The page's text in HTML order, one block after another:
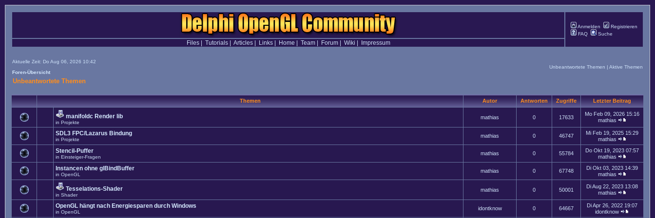
Anmelden
Registrieren
FAQ
Suche
Files| Tutorials| Articles| Links| Home Team| Forum| Wiki Impressum
Aktuelle Zeit: Do Aug 06, 2026 10:42
Foren-Übersicht
Unbeantwortete Themen | Aktive Themen
Unbeantwortete Themen
Themen Autor Antworten Zugriffe Letzter Beitrag
manifoldc Render lib
in Projekte
mathias 0 17633
Mo Feb 09, 2026 15:16
mathias
SDL3 FPC/Lazarus Bindung
in Projekte
mathias 0 46747
Mi Feb 19, 2025 15:29
mathias
Stencil-Puffer
in Einsteiger-Fragen
mathias 0 55784
Do Okt 19, 2023 07:57
mathias
Instancen ohne glBindBuffer
in OpenGL
mathias 0 67748
Di Okt 03, 2023 14:39
mathias
Tesselations-Shader
in Shader
mathias 0 50001
Di Aug 22, 2023 13:08
mathias
OpenGL hängt nach Energiesparen durch Windows
in OpenGL
idontknow 0 64667
Di Apr 26, 2022 19:07
idontknow